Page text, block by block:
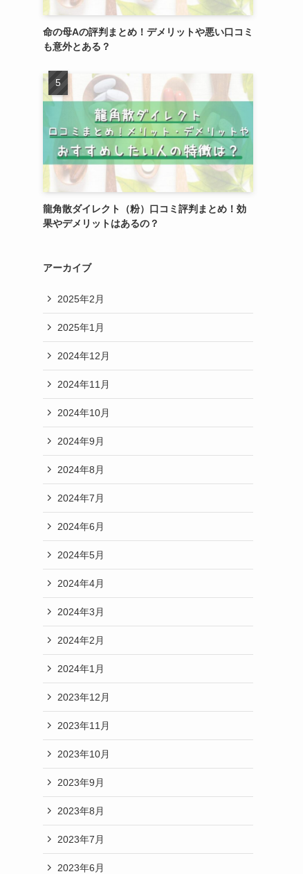
命の母Aの評判まとめ！デメリットや悪い口コミ
も意外とある？
龍角散ダイレクト（粉）口コミ評判まとめ！効
果やデメリットはあるの？
アーカイブ
2025年2月
2025年1月
2024年12月
2024年11月
2024年10月
2024年9月
2024年8月
2024年7月
2024年6月
2024年5月
2024年4月
2024年3月
2024年2月
2024年1月
2023年12月
2023年11月
2023年10月
2023年9月
2023年8月
2023年7月
2023年6月